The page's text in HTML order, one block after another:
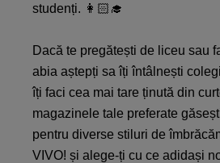
studenți. 👩🏻‍🎓
Dacă te pregătești de liceu sau
abia aștepți sa îți întâlnești
îți faci cea mai tare ținută din
magazinele tale preferate
pentru diverse stiluri de
VIVO! și alege-ți cu ce adidași